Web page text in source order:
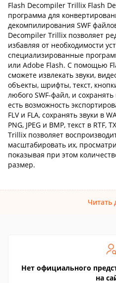
Flash Decompiler Trillix Flash
программа для
декомпилирования SWF
Decompiler Trillix позволяет
избавляя от необходимости
специализированные
или Adobe Flash. С помощью
сможете извлекать звуки,
объекты, шрифты, текст,
любого SWF-файл, и
есть возможность
FLV и FLA, сохранять звуки в
PNG, JPEG и BMP, текст в RTF,
Trillix позволяет
масштабировать их,
показывая при этом
размер.
Читать
Нет официального
на